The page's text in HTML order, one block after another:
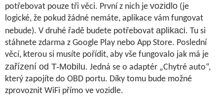
potřebovat pouze tři věci. První z nich je vozidlo (je
logické, že pokud žádné nemáte, aplikace vám fungovat
nebude). V druhé řadě budete potřebovat aplikaci. Tu si
stáhnete zdarma z Google Play nebo App Store. Poslední
věcí, kterou si musíte pořídit, aby vše fungovalo jak má je
zařízení od T-Mobilu. Jedná se o adaptér „Chytré auto“,
který zapojíte do OBD portu. Díky tomu bude možné
zprovoznit WiFi přímo ve vozidle.